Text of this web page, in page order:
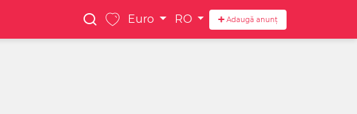
Euro RO Adaugă anunț